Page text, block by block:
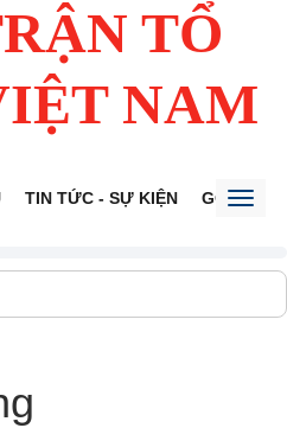
TỔ
NAM
TIN TỨC - SỰ KIỆN GÓP Ý